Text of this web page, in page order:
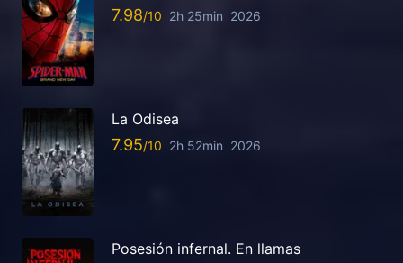
7.98 2h 25min 2026
La Odisea
7.95 2h 52min 2026
Posesión infernal. En llamas